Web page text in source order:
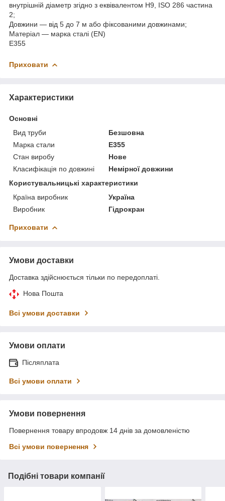
внутрішній діаметр згідно з еквівалентом Н9, ISO 286 частина
2;
Довжини — від 5 до 7 м або фіксованими довжинами;
Матеріал — марка сталі (EN)
E355
Приховати
Характеристики
Основні
Вид труби
Безшовна
Марка стали
Е355
Стан виробу
Нове
Класифікація по довжині
Немірної довжини
Користувальницькі характеристики
Країна виробник
Україна
Виробник
Гідрокран
Приховати
Умови доставки
Доставка здійснюється тільки по передоплаті.
Нова Пошта
Всі умови доставки
Умови оплати
Післяплата
Всі умови оплати
Умови повернення
Повернення товару впродовж 14 днів за домовленістю
Всі умови повернення
Подібні товари компанії